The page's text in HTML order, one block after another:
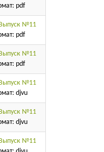
pdf
№11
pdf
№11
pdf
№11
djvu
№11
djvu
№11